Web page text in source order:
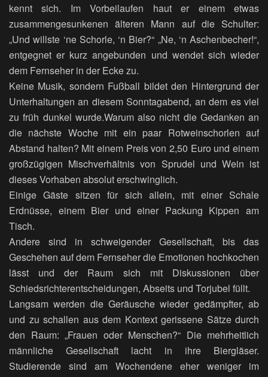
kennt sich. Im Vorbeilaufen haut er einem etwas
zusammengesunkenen älteren Mann auf die Schulter:
„Und willste ‘ne Schorle, ‘n Bier?“ „Ne, ‘n Aschenbecher!“,
entgegnet er kurz angebunden und wendet sich wieder
dem Fernseher in der Ecke zu.
Keine Musik, sondern Fußball bildet den Hintergrund der
Unterhaltungen an diesem Sonntagabend, an dem es viel
zu früh dunkel wurde.Warum also nicht die Gedanken an
die nächste Woche mit ein paar Rotweinschorlen auf
Abstand halten? Mit einem Preis von 2,50 Euro und einem
großzügigen Mischverhältnis von Sprudel und Wein ist
dieses Vorhaben absolut erschwinglich.
Einige Gäste sitzen für sich allein, mit einer Schale
Erdnüsse, einem Bier und einer Packung Kippen am
Tisch.
Andere sind in schweigender Gesellschaft, bis das
Geschehen auf dem Fernseher die Emotionen hochkochen
lässt und der Raum sich mit Diskussionen über
Schiedsrichterentscheidungen, Abseits und Torjubel füllt.
Langsam werden die Geräusche wieder gedämpfter, ab
und zu schallen aus dem Kontext gerissene Sätze durch
den Raum: „Frauen oder Menschen?“ Die mehrheitlich
männliche Gesellschaft lacht in ihre Biergläser.
Studierende sind am Wochendene eher weniger im